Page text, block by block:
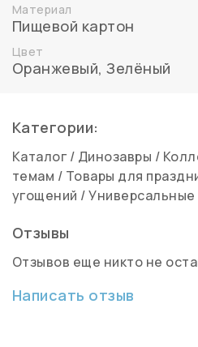
Материал
Пищевой картон
Цвет
Оранжевый,Зелёный
Категории:
Каталог / Динозавры /
темам / Товары для
угощений /Универсальные
Отзывы
Отзывов еще никто не
Написать отзыв